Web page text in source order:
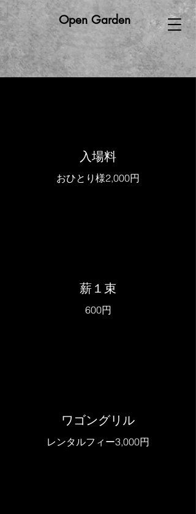
Open Garden
​入場料
おひとり様2,000円
薪１束
600円
ワゴングリル
レンタルフィー3,000円